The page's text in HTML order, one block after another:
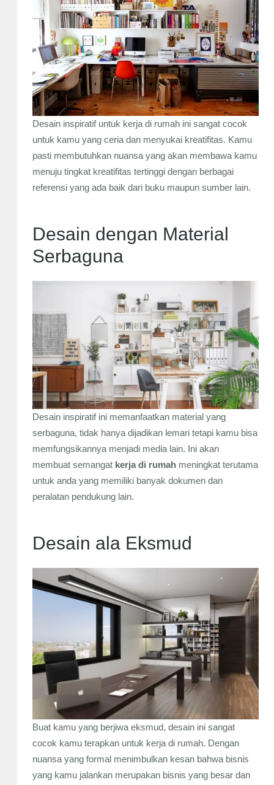
Desain inspiratif untuk kerja di rumah ini sangat cocok
untuk kamu yang ceria dan menyukai kreatifitas. Kamu
pasti membutuhkan nuansa yang akan membawa kamu
menuju tingkat kreatifitas tertinggi dengan berbagai
referensi yang ada baik dari buku maupun sumber lain.
Desain dengan Material
Serbaguna
Desain inspiratif ini memanfaatkan material yang
serbaguna, tidak hanya dijadikan lemari tetapi kamu bisa
memfungsikannya menjadi media lain. Ini akan
membuat semangat kerja di rumah meningkat terutama
untuk anda yang memiliki banyak dokumen dan
peralatan pendukung lain.
Desain ala Eksmud
Buat kamu yang berjiwa eksmud, desain ini sangat
cocok kamu terapkan untuk kerja di rumah. Dengan
nuansa yang formal menimbulkan kesan bahwa bisnis
yang kamu jalankan merupakan bisnis yang besar dan